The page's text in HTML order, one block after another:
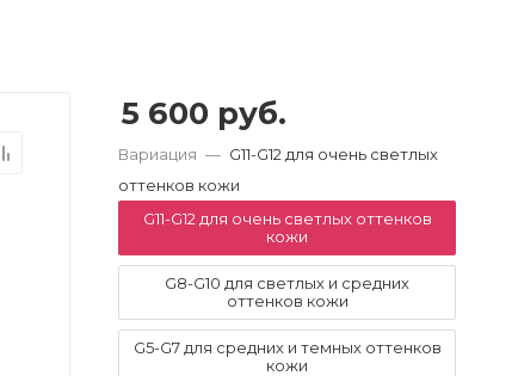
5 600 руб.
Вариация — G11-G12 для очень светлых
оттенков кожи
G11-G12 для очень светлых оттенков
кожи
G8-G10 для светлых и средних
оттенков кожи
G5-G7 для средних и темных оттенков
кожи